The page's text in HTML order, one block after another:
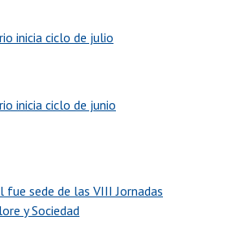
inicia ciclo de julio
inicia ciclo de junio
sede de las VIII Jornadas
y Sociedad